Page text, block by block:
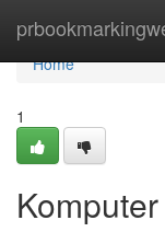
Home
Home
1